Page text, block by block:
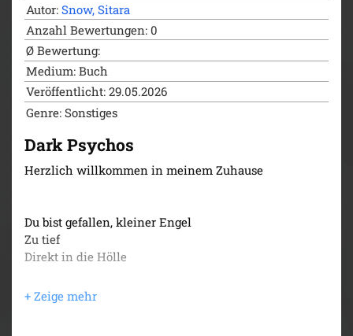
Autor: Snow, Sitara
Anzahl Bewertungen: 0
Ø Bewertung:
Medium: Buch
Veröffentlicht: 29.05.2026
Genre: Sonstiges
Dark Psychos
Herzlich willkommen in meinem Zuhause
Du bist gefallen, kleiner Engel
Zu tief
Direkt in die Hölle
Hier unten gibt es kein Entkommen